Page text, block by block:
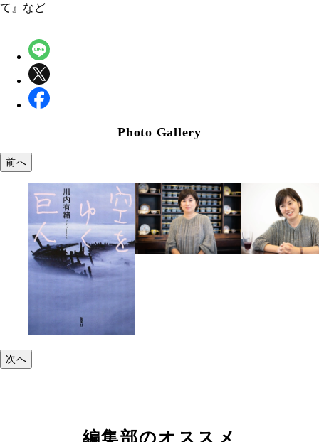
て』など
Photo Gallery
前へ
次へ
編集部のオススメ